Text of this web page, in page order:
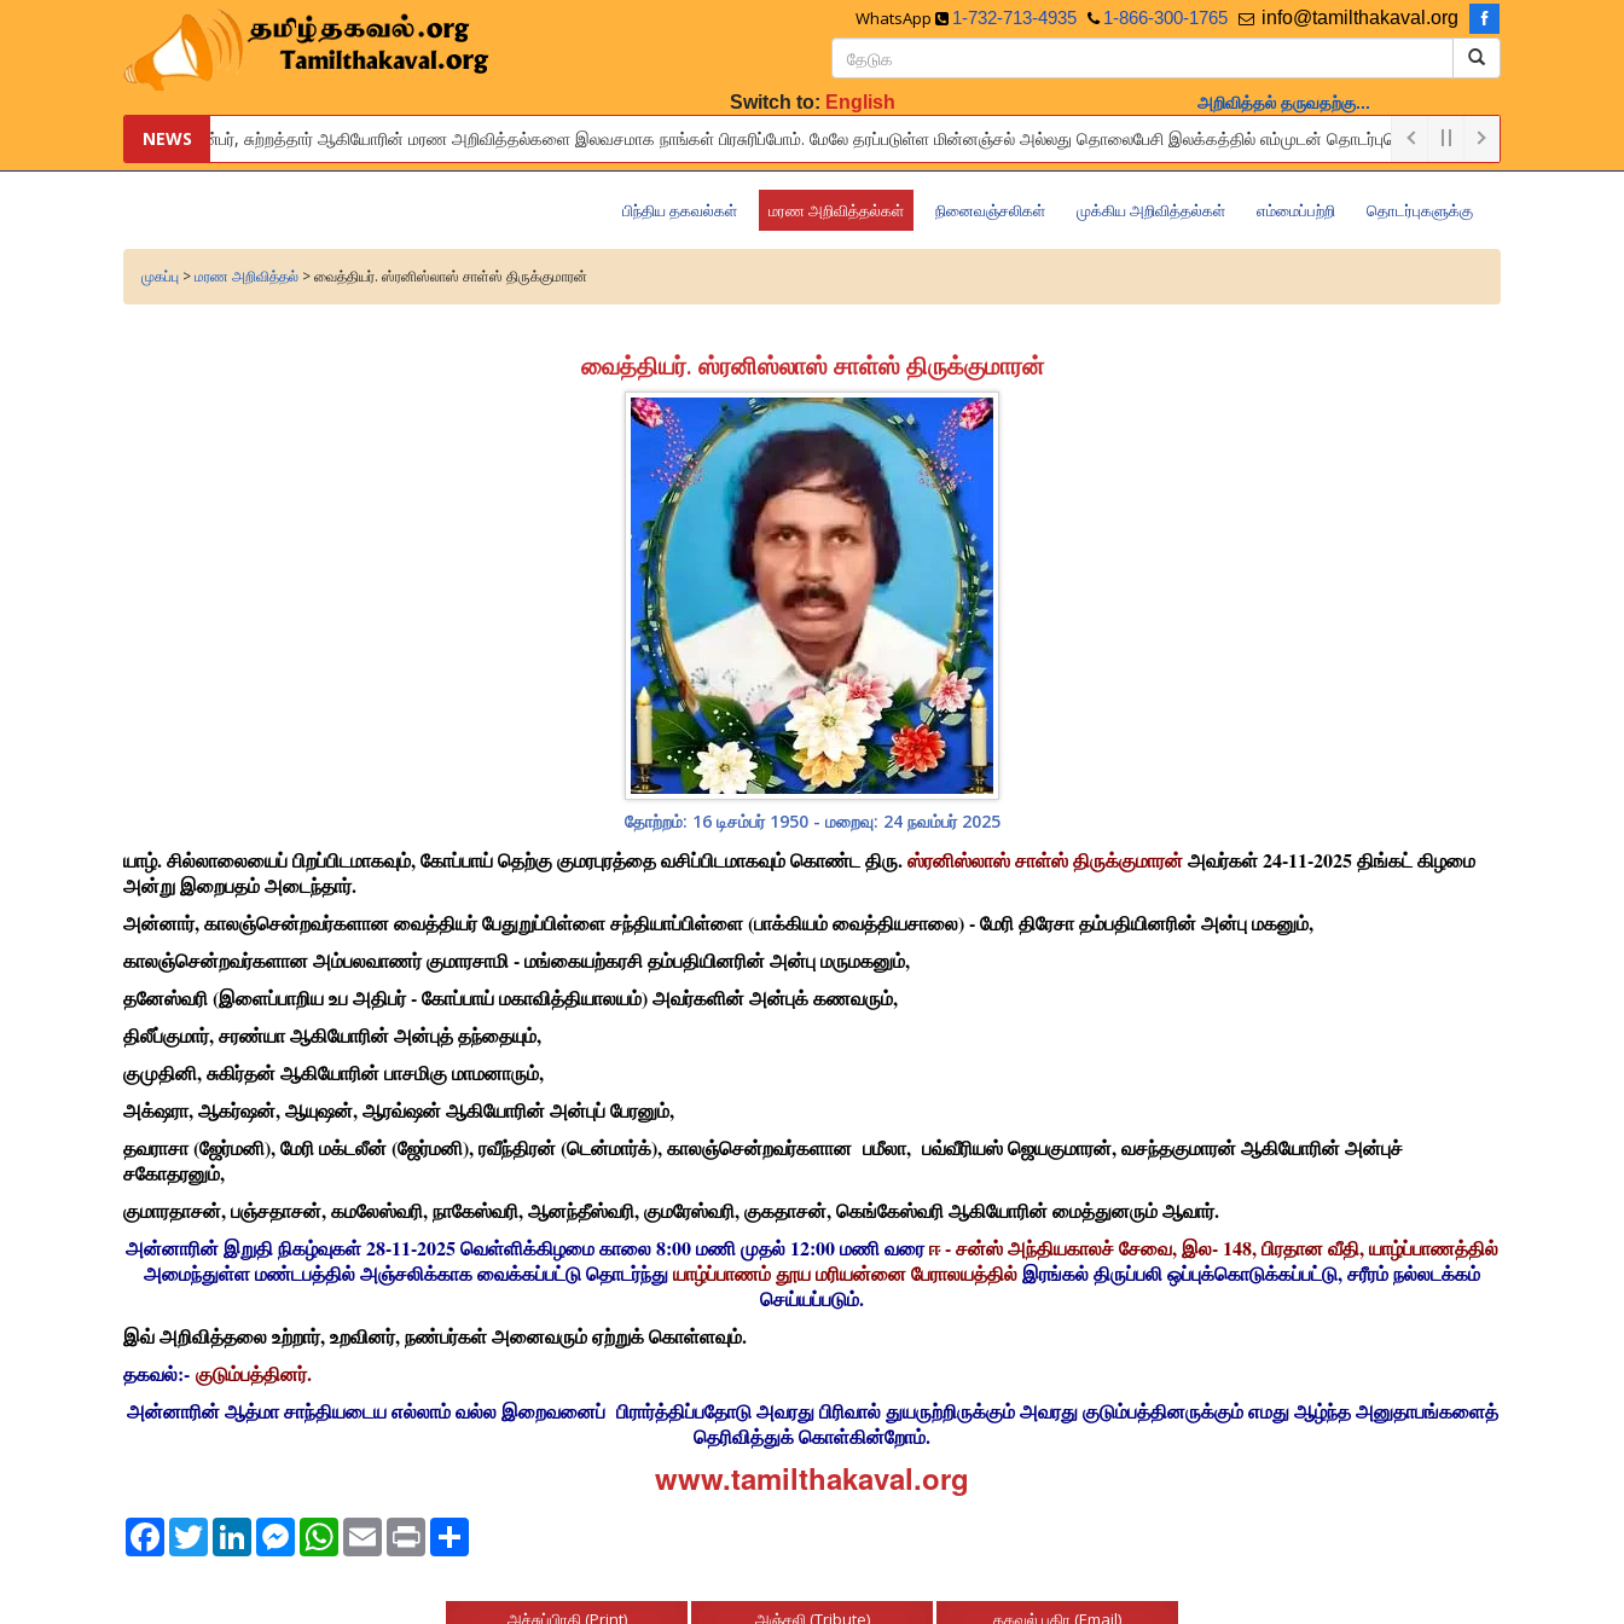
WhatsApp 1-732-713-4935 1-866-300-1765 info@tamilthakaval.org
Switch to: English அறிவித்தல் தருவதற்கு...
NEWS
உங்கள் உறவினர், நண்பர், சுற்றத்தார் ஆகியோரின் மரண அறிவித்தல்களை இலவசமாக நாங்கள் பிரசுரிப்போம். மேலே தரப்ப‌‌‌‌‌‌டுள்ள‍‍‍‍‌ மின்னஞ்சல் அல்லது தொலைபேசி இலக்கத்தில் எம்முடன் தொடர்புகொள்ளுங்கள்.
We are pleased to provide this service to announce the obituaries of your relatives and friends to others living around the world free of charge. Please contact us via the above Email or Telephone
பிந்திய தகவல்கள் மரண அறிவித்தல்கள் நினைவஞ்சலிகள் முக்கிய அறிவித்தல்கள் எம்மைப்பற்றி தொடர்புகளுக்கு
முகப்பு >மரண அறிவித்தல் > வைத்தியர். ஸ்ரனிஸ்லாஸ் சாள்ஸ் திருக்குமாரன்
வைத்தியர். ஸ்ரனிஸ்லாஸ் சாள்ஸ் திருக்குமாரன்
தோற்றம்: 16 டிசம்பர் 1950 - மறைவு: 24 நவம்பர் 2025
யாழ். சில்லாலையைப் பிறப்பிடமாகவும், கோப்பாய் தெற்கு குமரபுரத்தை வசிப்பிடமாகவும் கொண்ட திரு.ஸ்ரனிஸ்லாஸ் சாள்ஸ் திருக்குமாரன்அவர்கள் 24-11-2025 திங்கட் கிழமை
அன்று இறைபதம் அடைந்தார்.
அன்னார், காலஞ்சென்றவர்களான வைத்தியர் பேதுறுப்பிள்ளை சந்தியாப்பிள்ளை (பாக்கியம் வைத்தியசாலை) - மேரி திரேசா தம்பதியினரின் அன்பு மகனும்,
காலஞ்சென்றவர்களான அம்பலவாணர் குமாரசாமி - மங்கையற்கரசி தம்பதியினரின் அன்பு மருமகனும்,
தனேஸ்வரி (இளைப்பாறிய உப அதிபர் - கோப்பாய் மகாவித்தியாலயம்) அவர்களின் அன்புக் கணவரும்,
திலீப்குமார், சரண்யா ஆகியோரின் அன்புத் தந்தையும்,
குமுதினி, சுகிர்தன் ஆகியோரின் பாசமிகு மாமனாரும்,
அக்‌ஷரா, ஆகர்ஷன், ஆயுஷன், ஆரவ்ஷன் ஆகியோரின் அன்புப் பேரனும்,
தவராசா (ஜேர்மனி), மேரி மக்டலீன் (ஜேர்மனி), ரவீந்திரன் (டென்மார்க்), காலஞ்சென்றவர்களான பமீலா, பவ்வீரியஸ் ஜெயகுமாரன், வசந்தகுமாரன் ஆகியோரின் அன்புச்
சகோதரனும்,
குமாரதாசன், பஞ்சதாசன், கமலேஸ்வரி, நாகேஸ்வரி, ஆனந்தீஸ்வரி, குமரேஸ்வரி, குகதாசன், கெங்கேஸ்வரி ஆகியோரின் மைத்துனரும் ஆவார்.
அன்னாரின் இறுதி நிகழ்வுகள் 28-11-2025 வெள்ளிக்கிழமை காலை 8:00 மணி முதல் 12:00 மணி வரைஈ - சன்ஸ் அந்தியகாலச் சேவை, இல- 148, பிரதான வீதி, யாழ்ப்பாணத்தில்
அமைந்துள்ள மண்டபத்தில் அஞ்சலிக்காக வைக்கப்பட்டு தொடர்ந்துயாழ்ப்பாணம் தூய மரியன்னை பேராலயத்தில்இரங்கல் திருப்பலி ஒப்புக்கொடுக்கப்பட்டு, சரீரம் நல்லடக்கம்
செய்யப்படும்.
இவ் அறிவித்தலை உற்றார், உறவினர், நண்பர்கள் அனைவரும் ஏற்றுக் கொள்ளவும்.
தகவல்:- குடும்பத்தினர்.
அன்னாரின் ஆத்மா சாந்தியடைய எல்லாம் வல்ல இறைவனைப் பிரார்த்திப்பதோடு அவரது பிரிவால் துயருற்றிருக்கும் அவரது குடும்பத்தினருக்கும் எமது ஆழ்ந்த அனுதாபங்களைத்
தெரிவித்துக் கொள்கின்றோம்.
www.tamilthakaval.org
FacebookTwitterLinkedInMessengerWhatsApp
Email Print
அச்சுப்பிரதி (Print) அஞ்சலி (Tribute) தகவல் பகிர (Email)